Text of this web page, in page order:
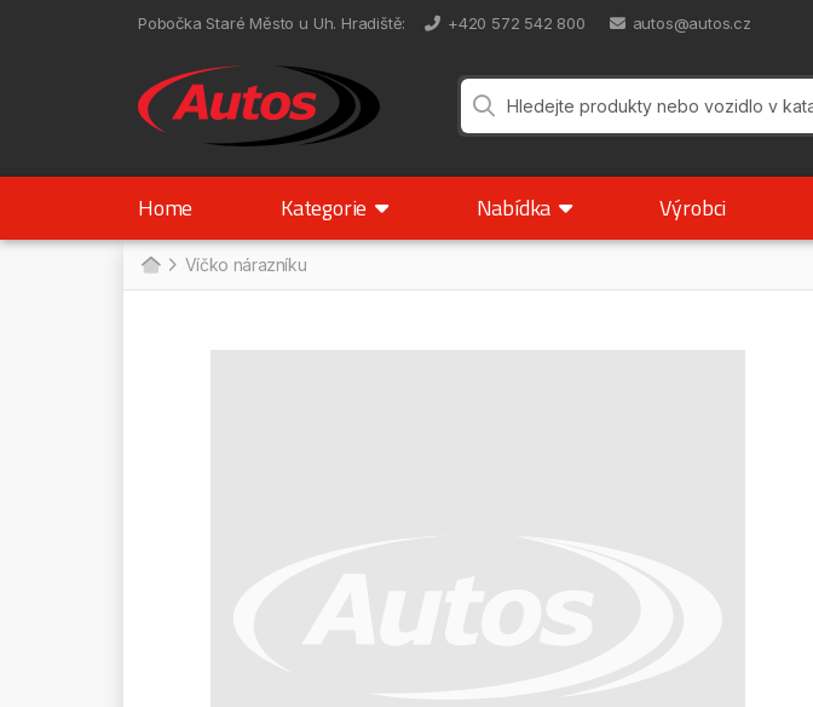
Pobočka Staré Město u Uh. Hradiště: +420 572 542 800 autos@autos.cz
Home Kategorie Nabídka Výrobci
Víčko nárazníku